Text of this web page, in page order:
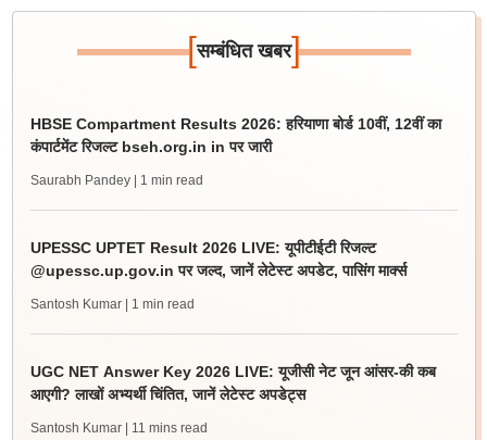
[सम्बंधित खबर]
HBSE Compartment Results 2026: हरियाणा बोर्ड 10वीं, 12वीं का
कंपार्टमेंट रिजल्ट bseh.org.in in पर जारी
Saurabh Pandey | 1 min read
UPESSC UPTET Result 2026 LIVE: यूपीटीईटी रिजल्ट
@upessc.up.gov.in पर जल्द, जानें लेटेस्ट अपडेट, पासिंग मार्क्स
Santosh Kumar | 1 min read
UGC NET Answer Key 2026 LIVE: यूजीसी नेट जून आंसर-की कब
आएगी? लाखों अभ्यर्थी चिंतित, जानें लेटेस्ट अपडेट्स
Santosh Kumar | 11 mins read